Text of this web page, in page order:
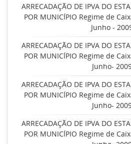
ARRECADAÇÃO DE IPVA DO
POR MUNICÍPIO Regime de
Junho -
ARRECADAÇÃO DE IPVA DO
POR MUNICÍPIO Regime de
Junho-
ARRECADAÇÃO DE IPVA DO
POR MUNICÍPIO Regime de
Junho-
ARRECADAÇÃO DE IPVA DO
POR MUNICÍPIO Regime de